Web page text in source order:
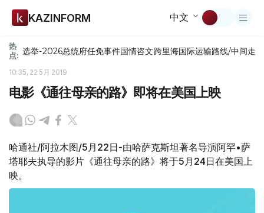
KAZINFORM 中文
热
点: 选举-2026总统府任免事件国情咨文跨里海国际运输路线/中间走廊
10:35, 22 5月 2019
电影《通往母亲的路》即将在美国上映
哈通社/阿拉木图/5月22日-由哈萨克斯坦著名导演阿罕•萨
塔耶夫执导的影片《通往母亲的路》将于5月24日在美国上
映。